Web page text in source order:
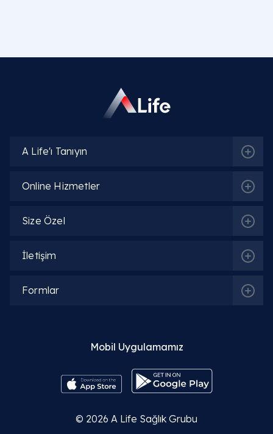
Beslenme ve Diyet | Diyetisyen
A Life'ı Tanıyın
Online Hizmetler
Size Özel
İletişim
Formlar
Mobil Uygulamamız
© 2026 A Life Sağlık Grubu